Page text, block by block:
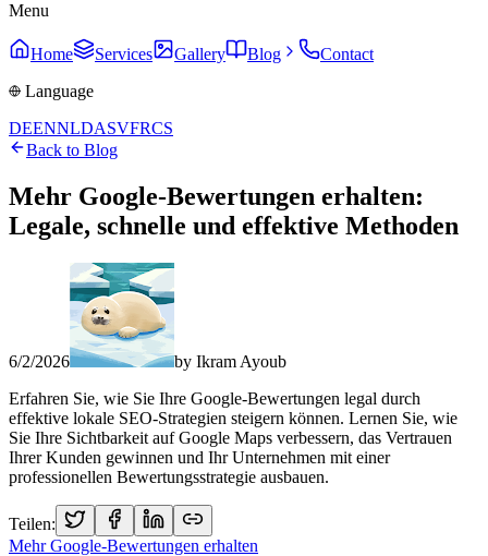
Menu
Home Services Gallery Blog
Contact
Language
DEENNLDASVFRCS
Back to Blog
Mehr Google-Bewertungen erhalten:
Legale, schnelle und effektive Methoden
6/2/2026 by Ikram Ayoub
Erfahren Sie, wie Sie Ihre Google-Bewertungen legal durch
effektive lokale SEO-Strategien steigern können. Lernen Sie, wie
Sie Ihre Sichtbarkeit auf Google Maps verbessern, das Vertrauen
Ihrer Kunden gewinnen und Ihr Unternehmen mit einer
professionellen Bewertungsstrategie ausbauen.
Teilen:
Mehr Google-Bewertungen erhalten